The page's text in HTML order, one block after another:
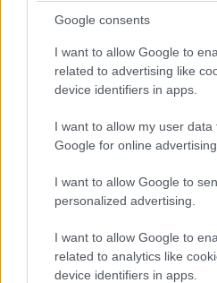
Google consents
I want to allow Google to
related to advertising like
device identifiers in apps.
I want to allow my user data
Google for online
I want to allow Google to
personalized advertising.
I want to allow Google to
related to analytics like
device identifiers in apps.
ΚΟΣΜΟΣ2 ω. πριν
Η «ληστεία του αιώνα» –
σήμα που σταμάτησε